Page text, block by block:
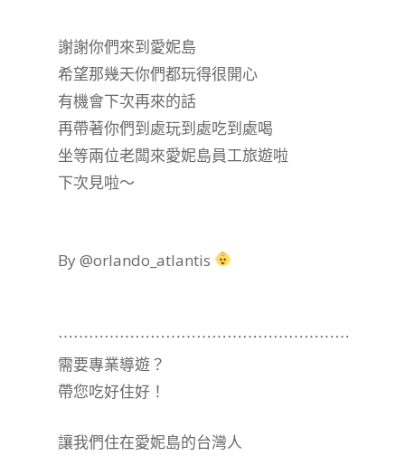
謝謝你們來到愛妮島
希望那幾天你們都玩得很開心
有機會下次再來的話
再帶著你們到處玩到處吃到處喝
坐等兩位老闆來愛妮島員工旅遊啦
下次見啦～
By @orlando_atlantis
⋯⋯⋯⋯⋯⋯⋯⋯⋯⋯⋯⋯⋯⋯⋯⋯⋯⋯⋯
需要專業導遊？
帶您吃好住好！
讓我們住在愛妮島的台灣人